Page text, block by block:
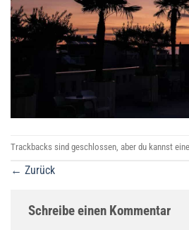
Trackbacks sind geschlossen, aber du kannst
← Zurück
Schreibe einen Kommentar